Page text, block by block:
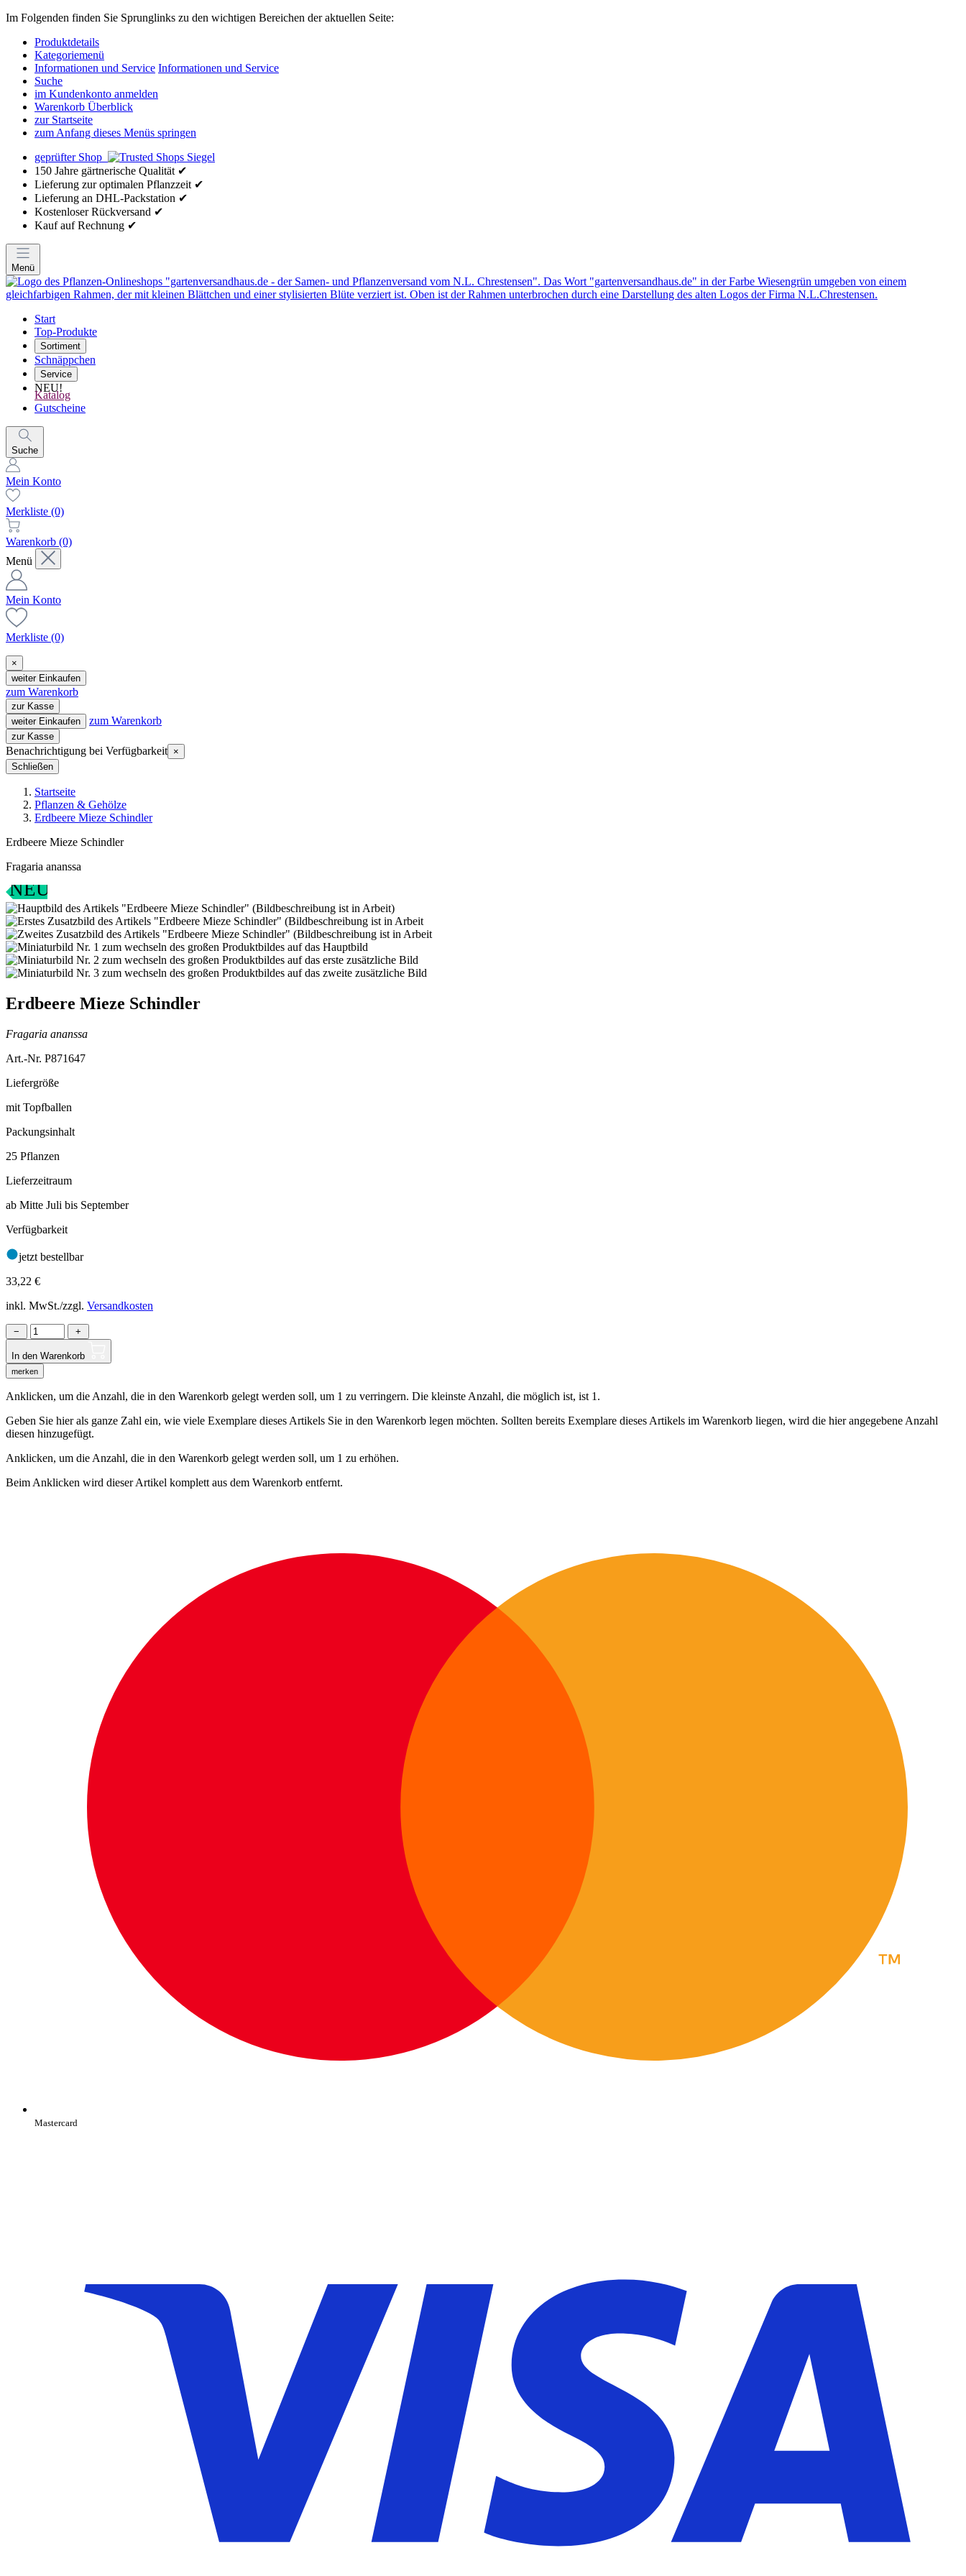
Im Folgenden finden Sie Sprunglinks zu den wichtigen Bereichen der aktuellen Seite:
Produktdetails
Kategoriemenü
Informationen und Service Informationen und Service
Suche
im Kundenkonto anmelden
Warenkorb Überblick
zur Startseite
zum Anfang dieses Menüs springen
geprüfter Shop
150 Jahre gärtnerische Qualität ✔
Lieferung zur optimalen Pflanzzeit ✔
Lieferung an DHL-Packstation ✔
Kostenloser Rückversand ✔
Kauf auf Rechnung ✔
Menü
Start
Top-Produkte
Sortiment
Schnäppchen
Service
NEU!
Katalog
Gutscheine
Suche
Mein Konto
Merkliste (0)
Warenkorb (0)
Menü
Mein Konto
Merkliste (0)
×
weiter Einkaufen
zum Warenkorb
zur Kasse
weiter Einkaufen
zum Warenkorb
zur Kasse
Benachrichtigung bei Verfügbarkeit ×
Schließen
Startseite
Pflanzen & Gehölze
Erdbeere Mieze Schindler
Erdbeere Mieze Schindler
Fragaria ananssa
NEU
Erdbeere Mieze Schindler
Fragaria ananssa
Art.-Nr. P871647
Liefergröße
mit Topfballen
Packungsinhalt
25 Pflanzen
Lieferzeitraum
ab Mitte Juli bis September
Verfügbarkeit
jetzt bestellbar
33,22 €
inkl. MwSt./zzgl. Versandkosten
− +
In den Warenkorb
merken
Anklicken, um die Anzahl, die in den Warenkorb gelegt werden soll, um 1 zu verringern. Die kleinste Anzahl, die möglich ist, ist 1.
Geben Sie hier als ganze Zahl ein, wie viele Exemplare dieses Artikels Sie in den Warenkorb legen möchten. Sollten bereits Exemplare dieses Artikels im Warenkorb liegen, wird die hier angegebene Anzahl
diesen hinzugefügt.
Anklicken, um die Anzahl, die in den Warenkorb gelegt werden soll, um 1 zu erhöhen.
Beim Anklicken wird dieser Artikel komplett aus dem Warenkorb entfernt.
Mastercard